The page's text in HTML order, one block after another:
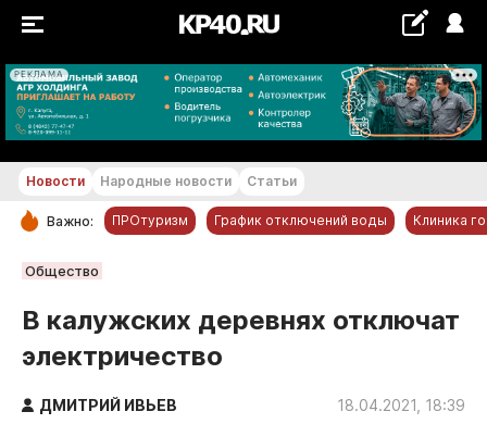
РЕКЛАМА
+21...+22 °С
РУБРИКИ
Новости компаний
Статьи
Народные новости
Новости Народные новости Статьи
Важно: ПРОтуризм График отключений воды Клиника
Общество
В калужских деревнях отключат
электричество
ДМИТРИЙ ИВЬЕВ 18.04.2021, 18:39